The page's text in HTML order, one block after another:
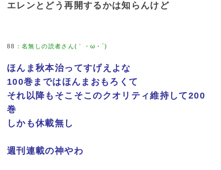
エレンとどう再開するかは知らんけど
88 ：名無しの読者さん(｀・ω・´)
ほんま秋本治ってすげえよな
100巻まではほんまおもろくて
それ以降もそこそこのクオリティ維持して200
巻
しかも休載無し
週刊連載の神やわ